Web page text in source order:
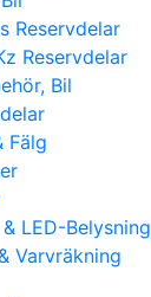
Reservdelar
Reservdelar
Bil
Fälg
LED-Belysning
Varvräkning